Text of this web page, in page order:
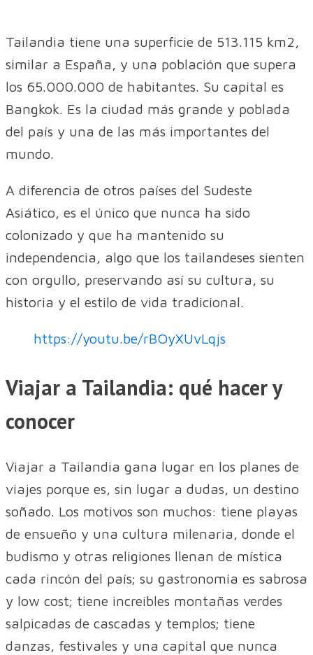
Tailandia tiene una superficie de 513.115 km2,
similar a España, y una población que supera
los 65.000.000 de habitantes. Su capital es
Bangkok. Es la ciudad más grande y poblada
del país y una de las más importantes del
mundo.
A diferencia de otros países del Sudeste
Asiático, es el único que nunca ha sido
colonizado y que ha mantenido su
independencia, algo que los tailandeses sienten
con orgullo, preservando así su cultura, su
historia y el estilo de vida tradicional.
https://youtu.be/rBOyXUvLqjs
Viajar a Tailandia: qué hacer y
conocer
Viajar a Tailandia gana lugar en los planes de
viajes porque es, sin lugar a dudas, un destino
soñado. Los motivos son muchos: tiene playas
de ensueño y una cultura milenaria, donde el
budismo y otras religiones llenan de mística
cada rincón del país; su gastronomía es sabrosa
y low cost; tiene increíbles montañas verdes
salpicadas de cascadas y templos; tiene
danzas, festivales y una capital que nunca